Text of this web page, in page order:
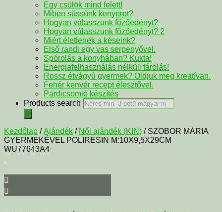
Egy csülök mind felett!
Miben süssünk kenyeret?
Hogyan válasszunk főzőedényt?
Hogyan válasszunk főzőedényt? 2
Miért életlenek a késeink?
Első randi egy vas serpenyővel.
Spórolás a konyhában? Kukta!
Energiafelhasználás nélküli tárolás!
Rossz étvágyú gyermek? Oldjuk meg kreatívan.
Fehér kenyér recept élesztővel.
Pardicsomlé készítés
Products search
Kezdőlap /Ajándék / Női ajándék (KIN) / SZOBOR MÁRIA
GYERMEKÉVEL POLIRESIN M:10X9,5X29CM
WU77643A4